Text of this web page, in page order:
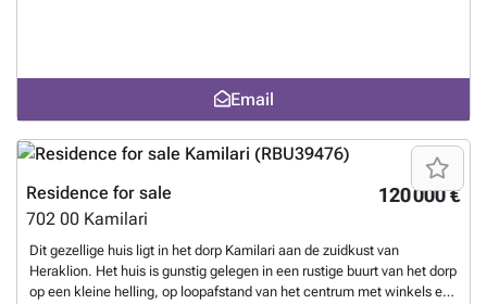
grotten en het zandstrand op 5-10 minuten afstand ligt. Vanaf het
perceel kunt u ook naar het traditionele dorp Sivas lopen en de paden
van het Kretenzische platteland ontdekkenWant to know more?
Email
120 000 €
Residence for sale
702 00 Kamilari
Dit gezellige huis ligt in het dorp Kamilari aan de zuidkust van
Heraklion. Het huis is gunstig gelegen in een rustige buurt van het dorp
op een kleine helling, op loopafstand van het centrum met winkels en